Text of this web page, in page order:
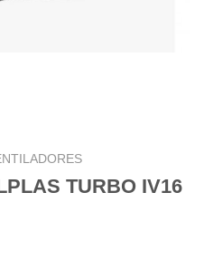
TURBO IV16